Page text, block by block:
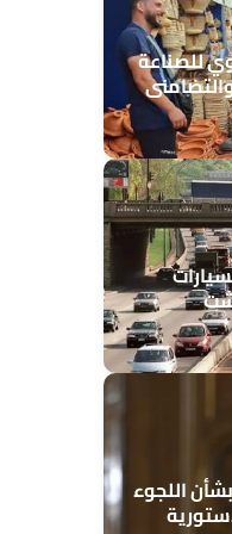
للصناعة
اللجوء